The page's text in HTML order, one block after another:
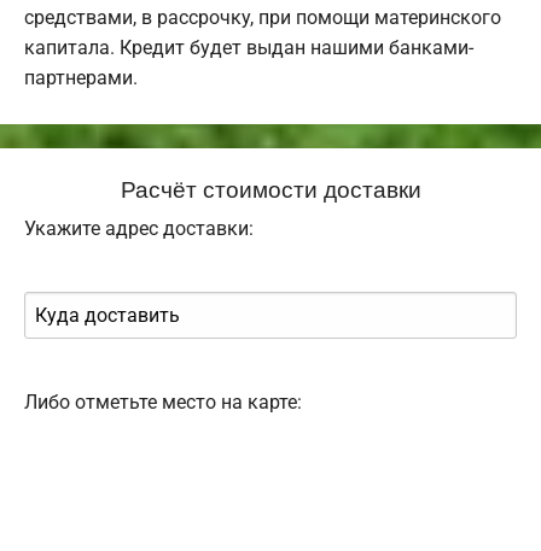
средствами, в рассрочку, при помощи материнского
капитала. Кредит будет выдан нашими банками-
партнерами.
Расчёт стоимости доставки
Укажите адрес доставки:
Либо отметьте место на карте: